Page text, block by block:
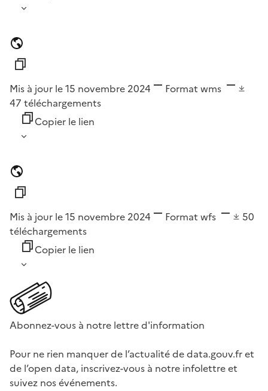
Mis à jour le 15 novembre 2024 Format wms
47 téléchargements
Copier le lien
Mis à jour le 15 novembre 2024 Format wfs
50
téléchargements
Copier le lien
Abonnez-vous à notre lettre d'information
Pour ne rien manquer de l’actualité de data.gouv.fr et
de l’open data, inscrivez-vous à notre infolettre et
suivez nos événements.